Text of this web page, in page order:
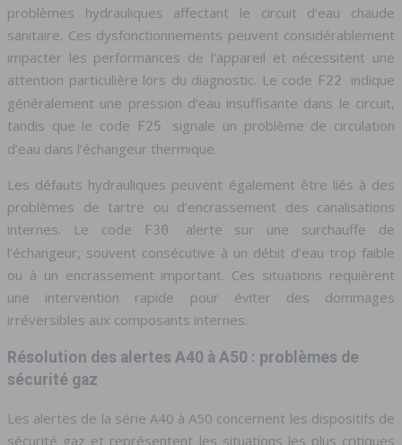
problèmes hydrauliques affectant le circuit d’eau chaude
sanitaire. Ces dysfonctionnements peuvent considérablement
impacter les performances de l’appareil et nécessitent une
attention particulière lors du diagnostic. Le code F22 indique
généralement une pression d’eau insuffisante dans le circuit,
tandis que le code
F25 signale un problème de circulation
d’eau dans l’échangeur thermique.
Les défauts hydrauliques peuvent également être liés à des
problèmes de tartre ou d’encrassement des canalisations
internes. Le code
F30 alerte sur une surchauffe de
l’échangeur, souvent consécutive à un débit d’eau trop faible
ou à un encrassement important. Ces situations requièrent
une intervention rapide pour éviter des dommages
irréversibles aux composants internes.
Résolution des alertes A40 à A50 : problèmes de
sécurité gaz
Les alertes de la série A40 à A50 concernent les dispositifs de
sécurité gaz et représentent les situations les plus critiques